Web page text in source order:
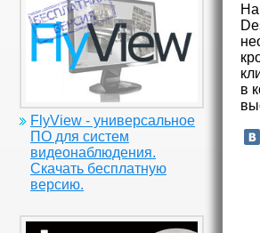
FlyView - универсальное
ПО для систем
видеонаблюдения.
Скачать бесплатную
версию.
в